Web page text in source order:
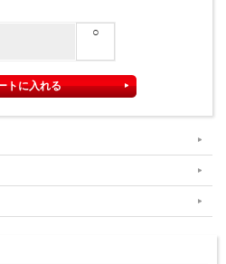
○